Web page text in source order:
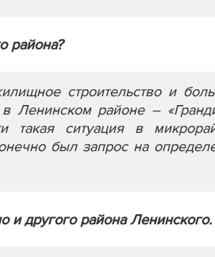
района?
строительство и
Ленинском районе –
такая ситуация в
был запрос на
и другого района Ленинского.